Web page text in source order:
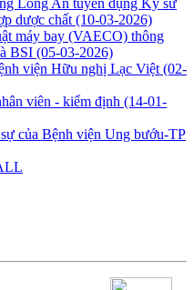
dược chất (10-03-2026)
máy bay (VAECO) thông
BSI (05-03-2026)
viện Hữu nghị Lạc Việt (02-
viên - kiểm định (14-01-
của Bệnh viện Ung bướu-TP